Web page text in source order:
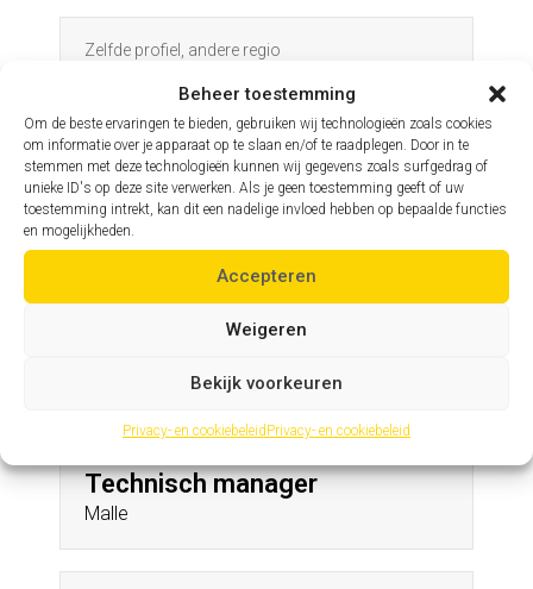
Beheer toestemming
Om de beste ervaringen te bieden, gebruiken wij technologieën zoals cookies
om informatie over je apparaat op te slaan en/of te raadplegen. Door in te
stemmen met deze technologieën kunnen wij gegevens zoals surfgedrag of
unieke ID's op deze site verwerken. Als je geen toestemming geeft of uw
toestemming intrekt, kan dit een nadelige invloed hebben op bepaalde functies
en mogelijkheden.
Accepteren
Weigeren
Bekijk voorkeuren
Privacy- en cookiebeleidPrivacy- en cookiebeleid
Zelfde profiel, andere regio
Zelfde profiel, andere regio
Assistent hoofdingenieur
St-Niklaas
Andere profielen in deze regio
Technisch manager
Malle